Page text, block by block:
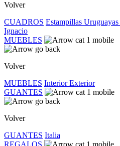
Volver
CUADROS Estampillas Uruguayas
Ignacio
MUEBLES
Volver
MUEBLES InteriorExterior
GUANTES
Volver
GUANTES Italia
REGALOS